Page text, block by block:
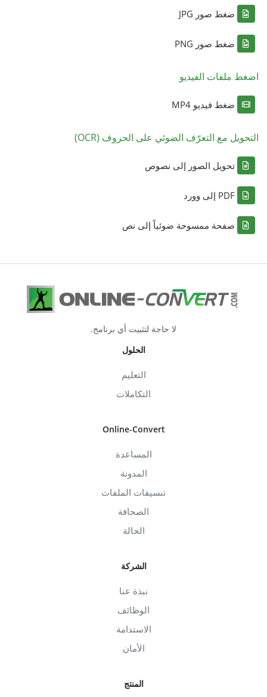
ضغط صور JPG
ضغط صور PNG
اضغط ملفات الفيديو
ضغط فيديو MP4
التحويل مع التعرّف الضوئي على الحروف (OCR)
تحويل الصور إلى نصوص
PDF إلى وورد
صفحة ممسوحة ضوئياً إلى نص
لا حاجة لتثبيت أي برنامج.
الحلول
التعليم
التكاملات
Online-Convert
المساعدة
المدونة
تنسيقات الملفات
الصحافة
الحالة
الشركة
نبذة عنا
الوظائف
الاستدامة
الأمان
المنتج